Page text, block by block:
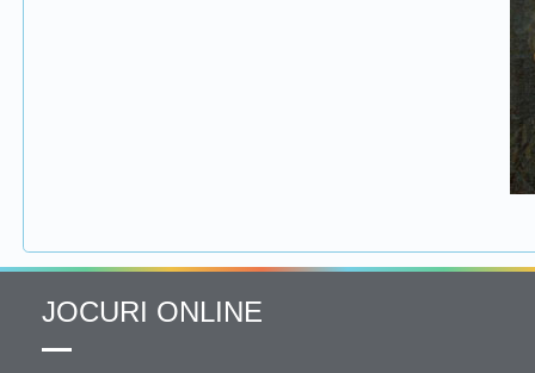
JOCURI ONLINE